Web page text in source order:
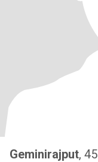
Geminirajput, 45